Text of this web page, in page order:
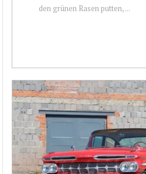
den grünen Rasen putten, ...